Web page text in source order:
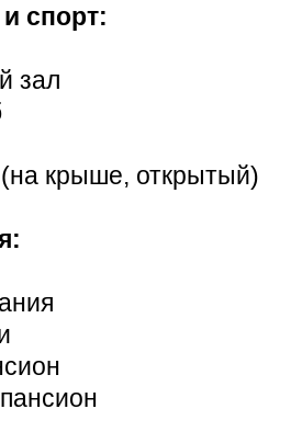
спорт:
зал
крыше, открытый)